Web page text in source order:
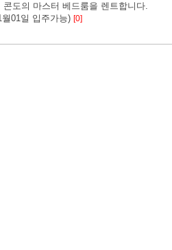
도의 마스터 베드룸을 렌트합니다.
01일 입주가능) [0]